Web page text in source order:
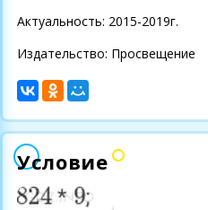
Актуальность: 2015-2019г.
Издательство: Просвещение
Условие